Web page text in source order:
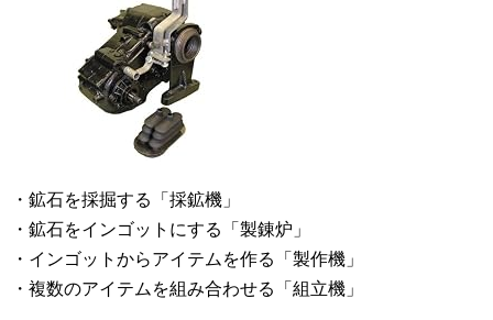
・鉱石を採掘する「採鉱機」
・鉱石をインゴットにする「製錬炉」
・インゴットからアイテムを作る「製作機」
・複数のアイテムを組み合わせる「組立機」